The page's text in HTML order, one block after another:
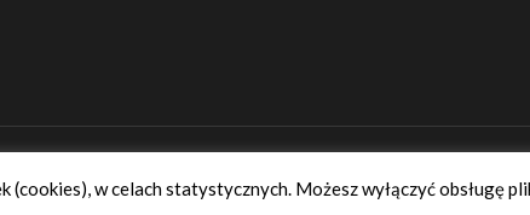
(cookies), w celach statystycznych. Możesz wyłączyć obsługę